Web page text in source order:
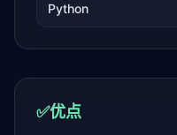
Python
✅优点